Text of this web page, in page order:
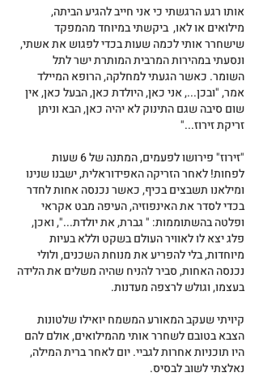
אותו רגע הרגשתי כי אני חייב להגיע הביתה,
מילואים או לאו,  ביקשתי במיוחד מהמפקד
שישחרר אותי לכמה שעות בכדי לפגוש את אשתי,
ונסעתי במהירות המרבית המותרת ישר לתל
השומר. כאשר הגעתי למחלקה, הרופא המיילד
אמר, "ובכן..., אני כאן, היולדת כאן, הבעל כאן, אין
שום סיבה שגם התינוק לא יהיה כאן, הבא וניתן
זריקת זירוז..."
"זירוז" פירושו לפעמים, המתנה של 6 שעות
לפחות! לאחר הזריקה האפידוראלית, ישבנו שנינו
ומילאנו תשבצים בכיף, כאשר נכנסה אחות לחדר
בכדי לסדר את האינפוזיה, העיפה מבט אקראי
ופלטה בהשתוממות: " גברת, את יולדת...", ואכן,
פלג יצא לו לאוויר העולם בשקט וללא בעיות
מיוחדות, בלי להפריע את מנוחת השכנים, ולולי
נכנסה האחות, סביר להניח שהיה משלים את הלידה
בעצמו, וגולש לרצפה מעדנות.
קיויתי שעקב המאורע המשמח יואילו שלטונות
הצבא בטובם לשחרר אותי מהמילואים, אולם להם
היו תוכניות אחרות לגביי. יום לאחר ברית המילה,
נאלצתי לשוב לבסיס.